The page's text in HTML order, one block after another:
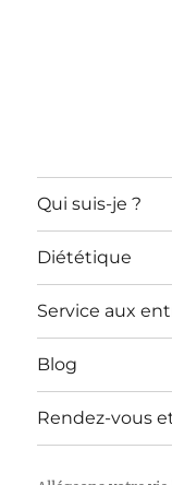
Qui suis-je ?
Diététique
Service aux
Blog
Rendez-vous